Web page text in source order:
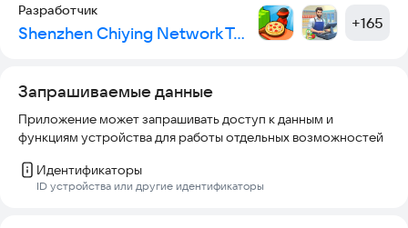
Разработчик
Shenzhen Chiying Network Technology Co., Ltd +165
Запрашиваемые данные
Приложение может запрашивать доступ к данным и
функциям устройства для работы отдельных возможностей
Идентификаторы
ID устройства или другие идентификаторы